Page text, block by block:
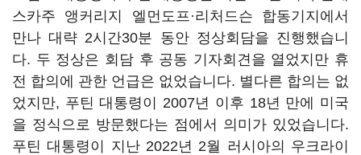
스카주 앵커리지 엘먼도프·리처드슨 합동기지에서
만나 대략 2시간30분 동안 정상회담을 진행했습니
다. 두 정상은 회담 후 공동 기자회견을 열었지만 휴
전 합의에 관한 언급은 없었습니다. 별다른 합의는 없
었지만, 푸틴 대통령이 2007년 이후 18년 만에 미국
을 정식으로 방문했다는 점에서 의미가 있었습니다.
푸틴 대통령이 지난 2022년 2월 러시아의 우크라이